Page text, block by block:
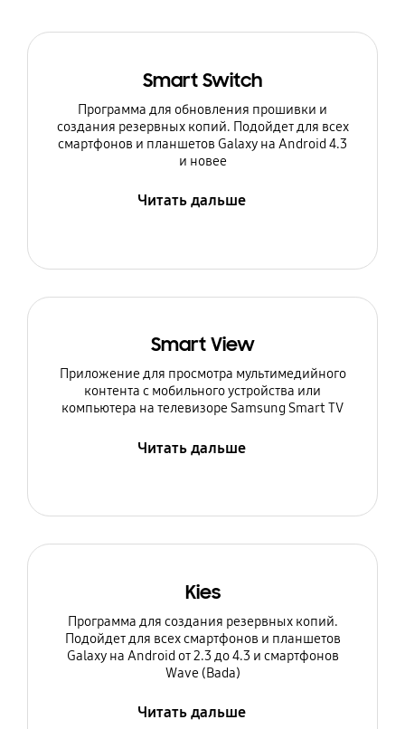
Smart Switch
Программа для обновления прошивки и
создания резервных копий. Подойдет для всех
смартфонов и планшетов Galaxy на Android 4.3
и новее
Читать дальше
Smart View
Приложение для просмотра мультимедийного
контента с мобильного устройства или
компьютера на телевизоре Samsung Smart TV
Читать дальше
Kies
Программа для создания резервных копий.
Подойдет для всех смартфонов и планшетов
Galaxy на Android от 2.3 до 4.3 и смартфонов
Wave (Bada)
Читать дальше